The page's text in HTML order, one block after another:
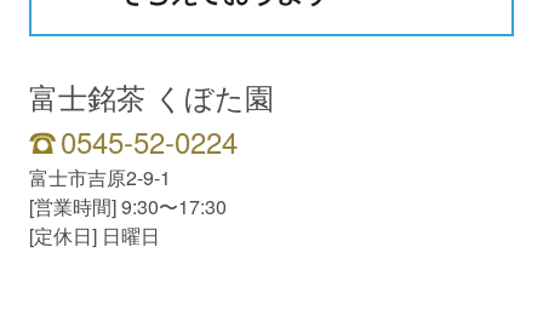
富士銘茶 くぼた園
0545-52-0224
富士市吉原2-9-1
[営業時間] 9:30〜17:30
[定休日] 日曜日